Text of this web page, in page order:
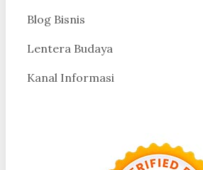
Blog Bisnis
Lentera Budaya
Kanal Informasi